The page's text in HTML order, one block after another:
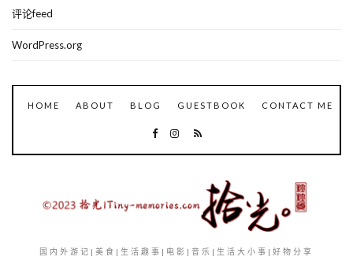
评论feed
WordPress.org
HOME ABOUT BLOG GUESTBOOK CONTACT ME
国内外游记|美食|生活趣事|电影|音乐|生活大小事|好物分享